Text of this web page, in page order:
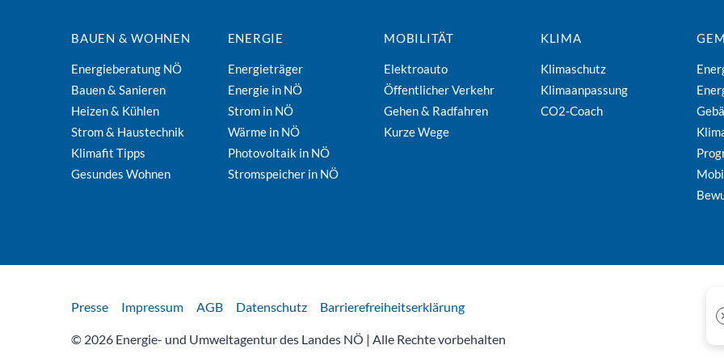
BAUEN & WOHNEN
Energieberatung NÖ
Bauen & Sanieren
Heizen & Kühlen
Strom & Haustechnik
Klimafit Tipps
Gesundes Wohnen
ENERGIE
Energieträger
Energie in NÖ
Strom in NÖ
Wärme in NÖ
Photovoltaik in NÖ
Stromspeicher in NÖ
MOBILITÄT
Elektroauto
Öffentlicher Verkehr
Gehen & Radfahren
Kurze Wege
KLIMA
Klimaschutz
Klimaanpassung
CO2-Coach
Rechtliches
Presse Impressum AGB Datenschutz Barrierefreiheitserklärung
© 2026 Energie- und Umweltagentur des Landes NÖ | Alle Rechte vorbehalten